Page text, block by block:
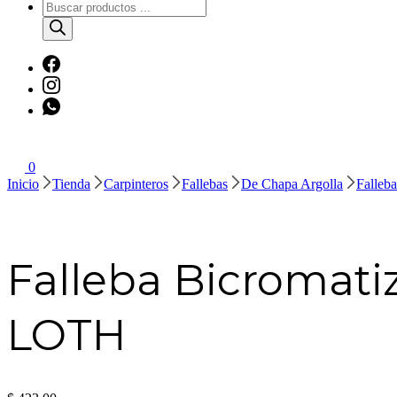
Búsqueda
de
productos
0
Inicio
Tienda Carpinteros Fallebas De Chapa Argolla
Falleba
LOTH